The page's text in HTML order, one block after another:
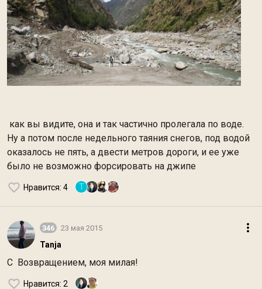
как вы видите, она и так частично пролегала по воде.
Ну а потом после недельного таяния снегов, под водой
оказалось не пять, а двести метров дороги, и ее уже
было не возможно форсировать на джипе
Нравится: 4 T
346 23 мая 2015
Tanja
С Возвращением, моя милая!
Нравится: 2